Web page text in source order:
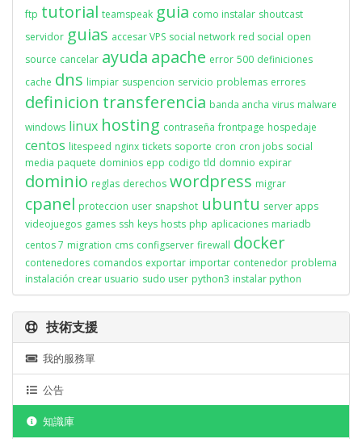
ftp tutorial teamspeak guia como instalar shoutcast
servidor guias accesar VPS social network red social open
source cancelar ayuda apache error 500 definiciones
cache dns limpiar suspencion servicio problemas errores
definicion transferencia banda ancha virus malware
windows linux hosting contraseña frontpage hospedaje
centos litespeed nginx tickets soporte cron cron jobs social
media paquete dominios epp codigo tld domnio expirar
dominio reglas derechos wordpress migrar
cpanel proteccion user snapshot ubuntu server apps
videojuegos games ssh keys hosts php aplicaciones mariadb
centos 7 migration cms configserver firewall docker
contenedores comandos exportar importar contenedor problema
instalación crear usuario sudo user python3 instalar python
技術支援
我的服務單
公告
知識庫